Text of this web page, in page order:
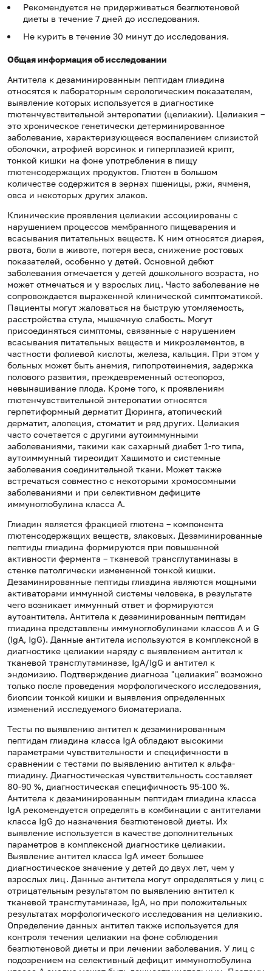
Рекомендуется не придерживаться безглютеновой
диеты в течение 7 дней до исследования.
Не курить в течение 30 минут до исследования.
Общая информация об исследовании
Антитела к дезаминированным пептидам глиадина
относятся к лабораторным серологическим показателям,
выявление которых используется в диагностике
глютенчувствительной энтеропатии (целиакии). Целиакия –
это хроническое генетически детерминированное
заболевание, характеризующееся воспалением слизистой
оболочки, атрофией ворсинок и гиперплазией крипт,
тонкой кишки на фоне употребления в пищу
глютенсодержащих продуктов. Глютен в большом
количестве содержится в зернах пшеницы, ржи, ячменя,
овса и некоторых других злаков.
Клинические проявления целиакии ассоциированы с
нарушением процессов мембранного пищеварения и
всасывания питательных веществ. К ним относятся диарея,
рвота, боли в животе, потеря веса, снижение ростовых
показателей, особенно у детей. Основной дебют
заболевания отмечается у детей дошкольного возраста, но
может отмечаться и у взрослых лиц. Часто заболевание не
сопровождается выраженной клинической симптоматикой.
Пациенты могут жаловаться на быструю утомляемость,
расстройства стула, мышечную слабость. Могут
присоединяться симптомы, связанные с нарушением
всасывания питательных веществ и микроэлементов, в
частности фолиевой кислоты, железа, кальция. При этом у
больных может быть анемия, гипопротеинемия, задержка
полового развития, преждевременный остеопороз,
невынашивание плода. Кроме того, к проявлениям
глютенчувствительной энтеропатии относятся
герпетиформный дерматит Дюринга, атопический
дерматит, алопеция, стоматит и ряд других. Целиакия
часто сочетается с другими аутоиммунными
заболеваниями, такими как сахарный диабет 1-го типа,
аутоиммунный тиреоидит Хашимото и системные
заболевания соединительной ткани. Может также
встречаться совместно с некоторыми хромосомными
заболеваниями и при селективном дефиците
иммуноглобулина класса А.
Глиадин является фракцией глютена – компонента
глютенсодержащих веществ, злаковых. Дезаминированные
пептиды глиадина формируются при повышенной
активности фермента – тканевой трансглутаминазы в
стенке патолгически измененной тонкой кишки.
Дезаминированные пептиды глиадина являются мощными
активаторами иммунной системы человека, в результате
чего возникает иммунный ответ и формируются
аутоантитела. Антитела к дезаминированным пептидам
глиадина представлены иммуноглобулинами классов A и G
(IgA, IgG). Данные антитела используются в комплексной в
диагностике целиакии наряду с выявлением антител к
тканевой трансглутаминазе, IgA/IgG и антител к
эндомизию. Подтверждение диагноза "целиакия" возможно
только после проведения морфологического исследования,
биопсии тонкой кишки и выявления определенных
изменений исследуемого биоматериала.
Тесты по выявлению антител к дезаминированным
пептидам глиадина класса IgA обладают высокими
параметрами чувствительности и специфичности в
сравнении с тестами по выявлению антител к альфа-
глиадину. Диагностическая чувствительность составляет
80-90 %, диагностическая специфичность 95-100 %.
Антитела к дезаминированным пептидам глиадина класса
IgA рекомендуется определять в комбинации с антителами
класса IgG до назначения безглютеновой диеты. Их
выявление используется в качестве дополнительных
параметров в комплексной диагностике целиакии.
Выявление антител класса IgA имеет большее
диагностическое значение у детей до двух лет, чем у
взрослых лиц. Данные антитела могут определяться у лиц с
отрицательным результатом по выявлению антител к
тканевой трансглутаминазе, IgA, но при положительных
результатах морфологического исследования на целиакию.
Определение данных антител также используется для
контроля течения целиакии на фоне соблюдения
безглютеновой диеты и при лечении заболевания. У лиц с
подозрением на селективный дефицит иммуноглобулина